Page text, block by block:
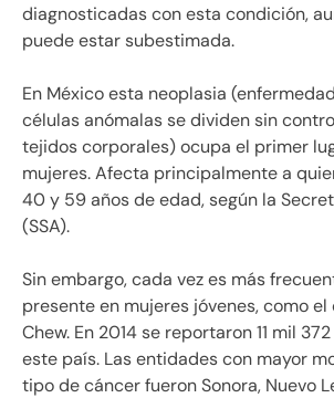
diagnosticadas con esta condición,
puede estar subestimada.
En México esta neoplasia
células anómalas se dividen sin
tejidos corporales) ocupa el primer
mujeres. Afecta principalmente a
40 y 59 años de edad, según la
(SSA).
Sin embargo, cada vez es más
presente en mujeres jóvenes, como el
Chew. En 2014 se reportaron 11 mil
este país. Las entidades con mayor
tipo de cáncer fueron Sonora, Nuevo